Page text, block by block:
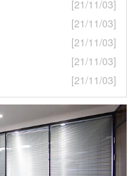
[21/11/03]
[21/11/03]
[21/11/03]
[21/11/03]
[21/11/03]